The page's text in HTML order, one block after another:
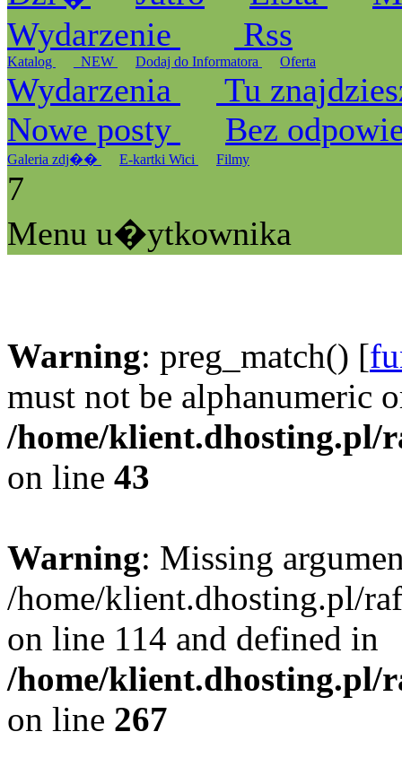
Wydarzenie
Rss
Katalog _NEW Dodaj do Informatora Oferta
Wydarzenia
Tu
Nowe posty
Bez
Galeria zdj�� E-kartki Wici Filmy
7
Menu u�ytkownika
Warning: preg_match() [
must not be alphanumeric
/home/klient.dhosting.pl/
on line 43
Warning: Missing
/home/klient.dhosting.pl/
on line 114 and defined in
/home/klient.dhosting.pl/
on line 267